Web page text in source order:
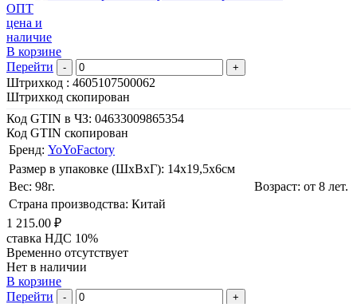
ОПТ
цена и
наличие
В корзине
Перейти
- +
Штрихкод : 4605107500062
Штрихкод скопирован
Код GTIN в ЧЗ: 04633009865354
Код GTIN скопирован
Бренд: YoYoFactory
Размер в упаковке (ШхВxГ): 14х19,5х6cм
Вес: 98г.
Возраст: от 8 лет.
Страна производства: Китай
1 215.00 ₽
ставка НДС 10%
Временно отсутствует
Нет в наличии
В корзине
Перейти
- +